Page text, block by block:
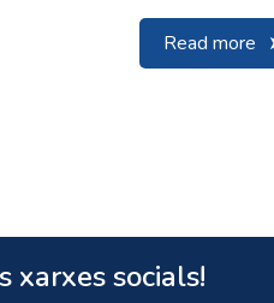
Read more
xarxes socials!